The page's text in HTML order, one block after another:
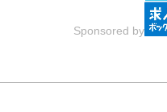
Sponsored by